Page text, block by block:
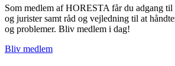
Som medlem af HORESTA får du adgang til
og jurister samt råd og vejledning til at
og problemer. Bliv medlem i dag!
Bliv medlem